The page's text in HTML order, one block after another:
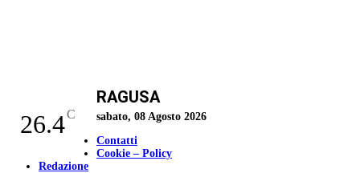
26.4C
RAGUSA
sabato, 08 Agosto 2026
Contatti
Cookie – Policy
Redazione